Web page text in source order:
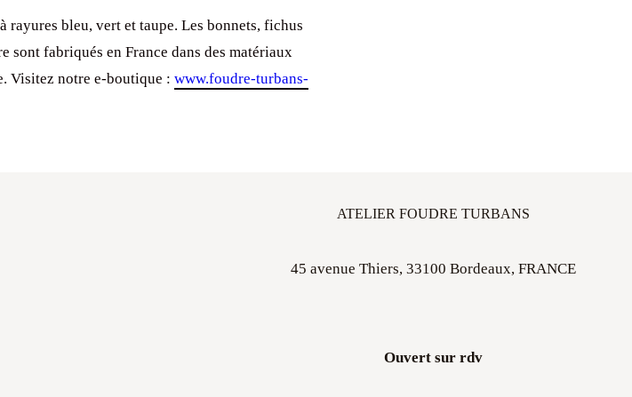
rayures bleu, vert et taupe. Les bonnets, fichus
sont fabriqués en France dans des matériaux
Visitez notre e-boutique : www.foudre-turbans-
ATELIER FOUDRE TURBANS
45 avenue Thiers, 33100 Bordeaux, FRANCE
Ouvert sur rdv